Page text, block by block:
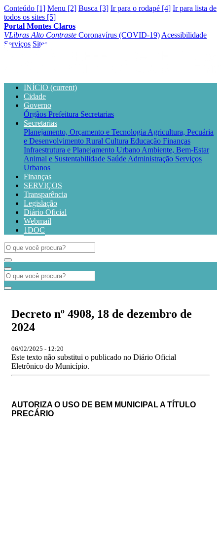
Conteúdo [1] Menu [2] Busca [3] Ir para o rodapé [4] Ir para lista de
todos os sites [5]
Portal Montes Claros
VLibras Alto Contraste Coronavírus (COVID-19) Acessibilidade
Serviços Sites
INÍCIO (current)
Cidade
Governo
Órgãos Prefeitura Secretarias
Secretarias
Planejamento, Orçamento e Tecnologia Agricultura, Pecuária
e Desenvolvimento Rural Cultura Educação Finanças
Infraestrutura e Planejamento Urbano Ambiente, Bem-Estar
Animal e Sustentabilidade Saúde Administração Serviços
Urbanos
Finanças
SERVIÇOS
Transparência
Legislação
Diário Oficial
Webmail
1DOC
Decreto nº 4908, 18 de dezembro de
2024
06/02/2025 - 12:20
Este texto não substitui o publicado no Diário Oficial
Eletrônico do Município.
AUTORIZA O USO DE BEM MUNICIPAL A TÍTULO
PRECÁRIO